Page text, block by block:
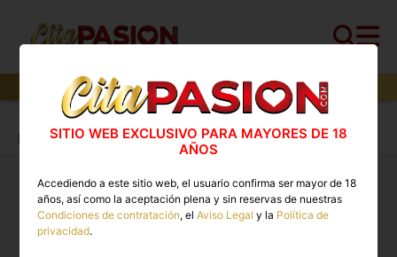
perfiles,0perfiles verificados y0con video
Cita PASION.COM
>Boys> Palencia>
Palencia capital
Boys Palencia: stripers para despedidas, gigolos y
chicos, putos no
SITIO WEB EXCLUSIVO PARA MAYORES DE 18
AÑOS
Accediendo a este sitio web, el usuario confirma ser mayor de 18
años, así como la aceptación plena y sin reservas de nuestras
Condiciones de contratación, elAviso Legal y la Política de
privacidad.